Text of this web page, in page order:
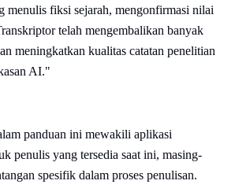
menulis fiksi sejarah, mengonfirmasi nilai
telah mengembalikan banyak
meningkatkan kualitas catatan penelitian
AI."
panduan ini mewakili aplikasi
penulis yang tersedia saat ini, masing-
spesifik dalam proses penulisan.